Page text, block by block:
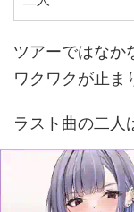
ツアーではなか
ワクワクが止ま
ラスト曲の二人